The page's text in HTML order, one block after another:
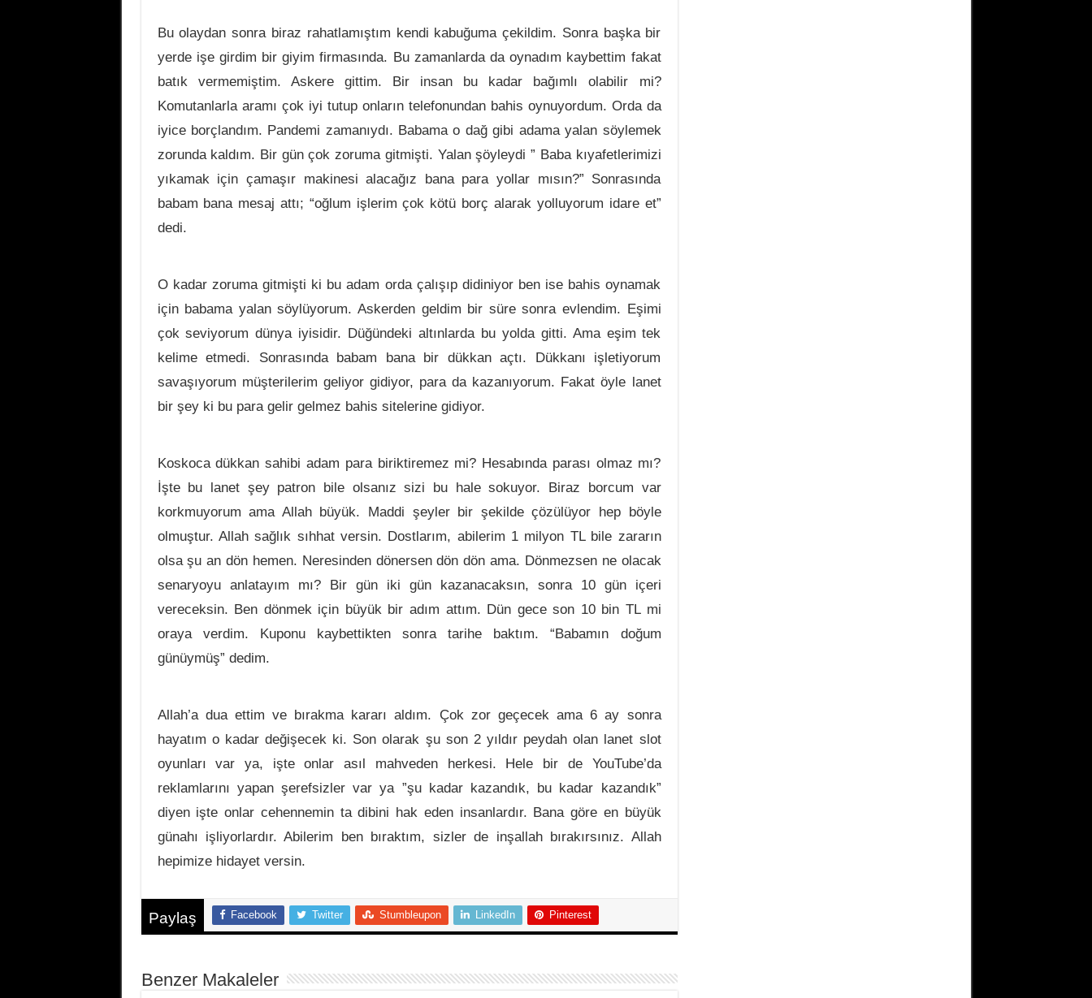
Bu olaydan sonra biraz rahatlamıştım kendi kabuğuma çekildim. Sonra başka bir
yerde işe girdim bir giyim firmasında. Bu zamanlarda da oynadım kaybettim fakat
batık vermemiştim. Askere gittim. Bir insan bu kadar bağımlı olabilir mi?
Komutanlarla aramı çok iyi tutup onların telefonundan bahis oynuyordum. Orda da
iyice borçlandım. Pandemi zamanıydı. Babama o dağ gibi adama yalan söylemek
zorunda kaldım. Bir gün çok zoruma gitmişti. Yalan şöyleydi ” Baba kıyafetlerimizi
yıkamak için çamaşır makinesi alacağız bana para yollar mısın?” Sonrasında
babam bana mesaj attı; “oğlum işlerim çok kötü borç alarak yolluyorum idare et”
dedi.
O kadar zoruma gitmişti ki bu adam orda çalışıp didiniyor ben ise bahis oynamak
için babama yalan söylüyorum. Askerden geldim bir süre sonra evlendim. Eşimi
çok seviyorum dünya iyisidir. Düğündeki altınlarda bu yolda gitti. Ama eşim tek
kelime etmedi. Sonrasında babam bana bir dükkan açtı. Dükkanı işletiyorum
savaşıyorum müşterilerim geliyor gidiyor, para da kazanıyorum. Fakat öyle lanet
bir şey ki bu para gelir gelmez bahis sitelerine gidiyor.
Koskoca dükkan sahibi adam para biriktiremez mi? Hesabında parası olmaz mı?
İşte bu lanet şey patron bile olsanız sizi bu hale sokuyor. Biraz borcum var
korkmuyorum ama Allah büyük. Maddi şeyler bir şekilde çözülüyor hep böyle
olmuştur. Allah sağlık sıhhat versin. Dostlarım, abilerim 1 milyon TL bile zararın
olsa şu an dön hemen. Neresinden dönersen dön dön ama. Dönmezsen ne olacak
senaryoyu anlatayım mı? Bir gün iki gün kazanacaksın, sonra 10 gün içeri
vereceksin. Ben dönmek için büyük bir adım attım. Dün gece son 10 bin TL mi
oraya verdim. Kuponu kaybettikten sonra tarihe baktım. “Babamın doğum
günüymüş” dedim.
Allah’a dua ettim ve bırakma kararı aldım. Çok zor geçecek ama 6 ay sonra
hayatım o kadar değişecek ki. Son olarak şu son 2 yıldır peydah olan lanet slot
oyunları var ya, işte onlar asıl mahveden herkesi. Hele bir de YouTube’da
reklamlarını yapan şerefsizler var ya ”şu kadar kazandık, bu kadar kazandık”
diyen işte onlar cehennemin ta dibini hak eden insanlardır. Bana göre en büyük
günahı işliyorlardır. Abilerim ben bıraktım, sizler de inşallah bırakırsınız. Allah
hepimize hidayet versin.
Paylaş Facebook Twitter Stumbleupon LinkedIn Pinterest
Benzer Makaleler